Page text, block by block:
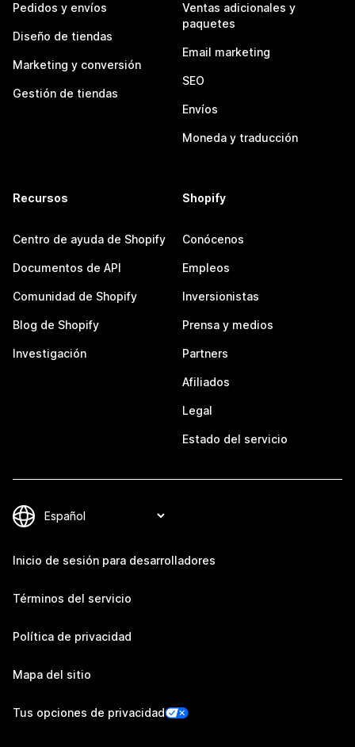
Pedidos y envíos
Diseño de tiendas
Marketing y conversión
Gestión de tiendas
Ventas adicionales y
paquetes
Email marketing
SEO
Envíos
Moneda y traducción
Recursos
Centro de ayuda de Shopify
Documentos de API
Comunidad de Shopify
Blog de Shopify
Investigación
Shopify
Conócenos
Empleos
Inversionistas
Prensa y medios
Partners
Afiliados
Legal
Estado del servicio
Inicio de sesión para desarrolladores
Términos del servicio
Política de privacidad
Mapa del sitio
Tus opciones de privacidad